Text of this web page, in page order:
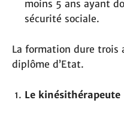
moins 5 ans ayant
sécurité sociale.
La formation dure trois
diplôme d’Etat.
Le kinésithérapeute